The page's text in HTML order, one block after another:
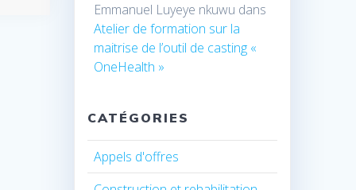
Emmanuel Luyeye nkuwu dans
Atelier de formation sur la
maitrise de l’outil de casting «
OneHealth »
CATÉGORIES
Appels d'offres